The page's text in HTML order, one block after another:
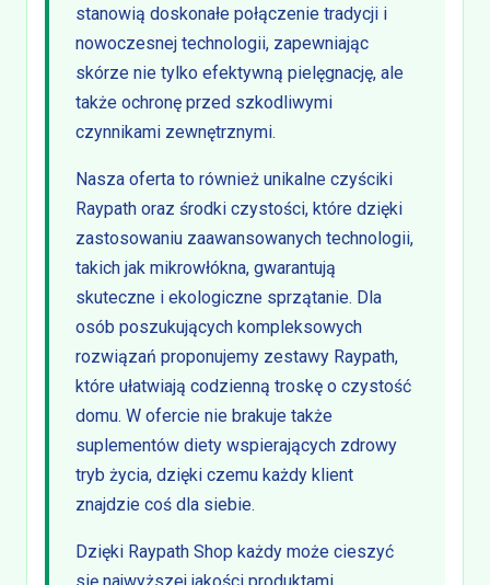
stanowią doskonałe połączenie tradycji i
nowoczesnej technologii, zapewniając
skórze nie tylko efektywną pielęgnację, ale
także ochronę przed szkodliwymi
czynnikami zewnętrznymi.
Nasza oferta to również unikalne czyściki
Raypath oraz środki czystości, które dzięki
zastosowaniu zaawansowanych technologii,
takich jak mikrowłókna, gwarantują
skuteczne i ekologiczne sprzątanie. Dla
osób poszukujących kompleksowych
rozwiązań proponujemy zestawy Raypath,
które ułatwiają codzienną troskę o czystość
domu. W ofercie nie brakuje także
suplementów diety wspierających zdrowy
tryb życia, dzięki czemu każdy klient
znajdzie coś dla siebie.
Dzięki Raypath Shop każdy może cieszyć